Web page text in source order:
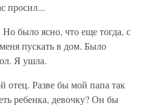
просил...
было ясно, что еще тогда, с
пускать в дом. Было
Я ушла.
отец. Разве бы мой папа так
ребенка, девочку? Он бы